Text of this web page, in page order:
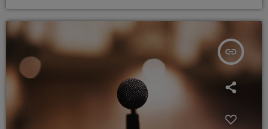
insert_link